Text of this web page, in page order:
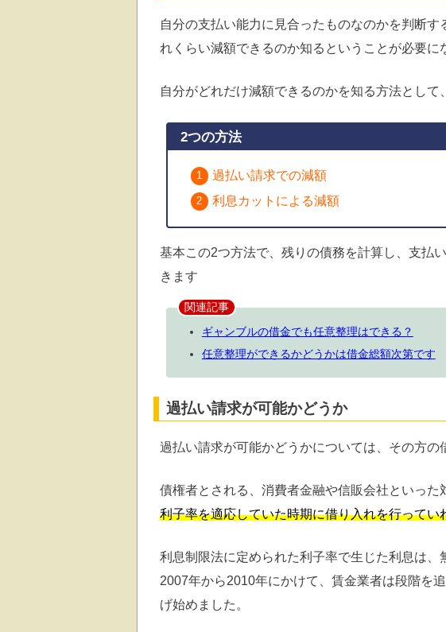
自分の支払い能力に見合ったものなのかを判断
れくらい減額できるのか知るということが必要に
自分がどれだけ減額できるのかを知る方法として
2つの方法
過払い請求での減額
利息カットによる減額
基本この2つ方法で、残りの債務を計算し、支払
きます
関連記事
ギャンブルの借金でも任意整理はできる？
任意整理ができるかどうかは借金総額次第です
過払い請求が可能かどうか
過払い請求が可能かどうかについては、その方の
債権者とされる、消費者金融や信販会社といった
利子率を適応していた時期に借り入れを行ってい
利息制限法に定められた利子率で生じた利息は、
2007年から2010年にかけて、賃金業者は段階を
げ始めました。